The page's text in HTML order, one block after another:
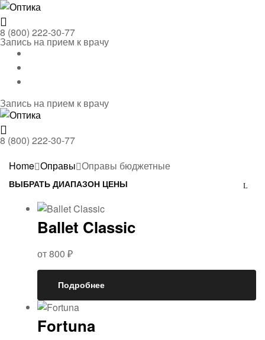
Оптика
Menu
8 (800) 222-30-77
Запись на прием к врачу
Запись на прием к врачу
Оптика
Menu
8 (800) 222-30-77
Home Оправы Оправы бюджетные
ВЫБРАТЬ ДИАПАЗОН ЦЕНЫ
Ballet Classic
от800 ₽
Подробнее
Fortuna